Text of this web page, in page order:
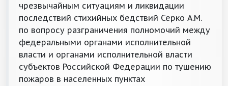
чрезвычайным ситуациям и ликвидации
последствий стихийных бедствий Серко A.M.
по вопросу разграничения полномочий между
федеральными органами исполнительной
власти и органами исполнительной власти
субъектов Российской Федерации по тушению
пожаров в населенных пунктах